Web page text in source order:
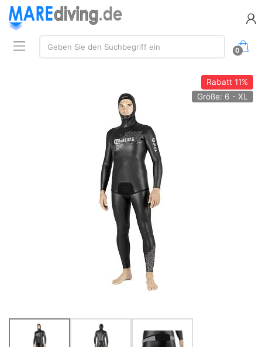
Suche:
Geben Sie den Suchbegriff ein
0
Rabatt11%
Größe: 6 - XL